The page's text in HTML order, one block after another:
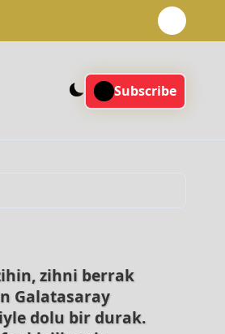
Subscribe
zihni berrak
Galatasaray
dolu bir durak.